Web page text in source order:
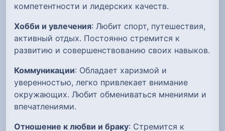
компетентности и лидерских качеств.
Хобби и увлечения: Любит спорт, путешествия,
активный отдых. Постоянно стремится к
развитию и совершенствованию своих навыков.
Коммуникации: Обладает харизмой и
уверенностью, легко привлекает внимание
окружающих. Любит обмениваться мнениями и
впечатлениями.
Отношение к любви и браку: Стремится к